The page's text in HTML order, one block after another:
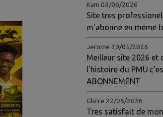
Kam 03/06/2026
Site tres
m'abonne en meme
Jerome 30/05/2026
Meilleur site 2026 et
l'histoire du
ABONNEMENT
Gloire 22/05/2026
Tres satisfait de mon